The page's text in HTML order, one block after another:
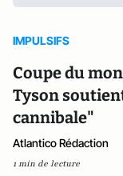
IMPULSIFS
Coupe du
Tyson
cannibale"
Atlantico Rédaction
1 min de lecture